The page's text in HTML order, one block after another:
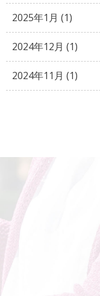
2025年1月 (1)
2024年12月 (1)
2024年11月 (1)